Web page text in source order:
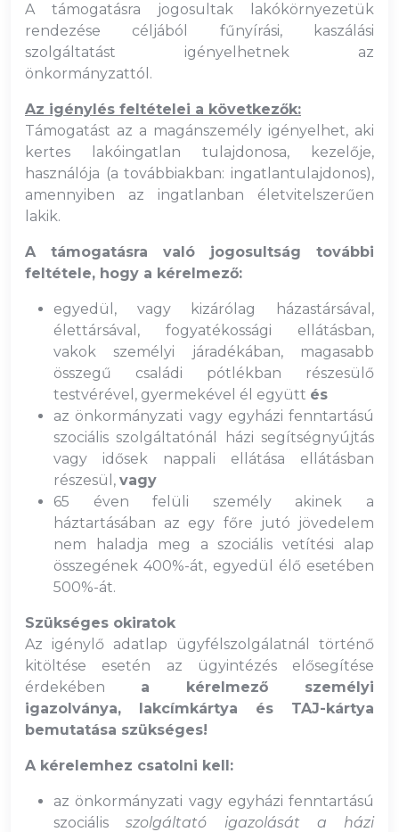
A támogatásra jogosultak lakókörnyezetük
rendezése céljából fűnyírási, kaszálási
szolgáltatást igényelhetnek az
önkormányzattól.
Az igénylés feltételei a következők:
Támogatást az a magánszemély igényelhet, aki
kertes lakóingatlan tulajdonosa, kezelője,
használója (a továbbiakban: ingatlantulajdonos),
amennyiben az ingatlanban életvitelszerűen
lakik.
A támogatásra való jogosultság további
feltétele, hogy a kérelmező:
egyedül, vagy kizárólag házastársával,
élettársával, fogyatékossági ellátásban,
vakok személyi járadékában, magasabb
összegű családi pótlékban részesülő
testvérével, gyermekével él együtt és
az önkormányzati vagy egyházi fenntartású
szociális szolgáltatónál házi segítségnyújtás
vagy idősek nappali ellátása ellátásban
részesül, vagy
65 éven felüli személy akinek a
háztartásában az egy főre jutó jövedelem
nem haladja meg a szociális vetítési alap
összegének 400%-át, egyedül élő esetében
500%-át.
Szükséges okiratok
Az igénylő adatlap ügyfélszolgálatnál történő
kitöltése esetén az ügyintézés elősegítése
érdekében a kérelmező személyi
igazolványa, lakcímkártya és TAJ-kártya
bemutatása szükséges!
A kérelemhez csatolni kell:
az önkormányzati vagy egyházi fenntartású
szociálisszolgáltató igazolását a házi